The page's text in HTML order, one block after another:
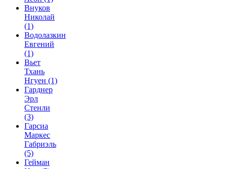
Внуков
Николай
(1)
Водолазкин
Евгений
(1)
Вьет
Тхань
Нгуен (1)
Гарднер
Эрл
Стенли
(3)
Гарсиа
Маркес
Габриэль
(5)
Гейман